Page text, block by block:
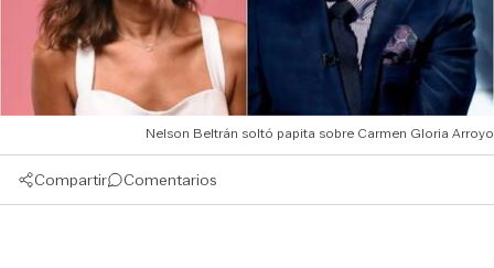
Nelson Beltrán soltó papita sobre Carmen Gloria Arroyo
Compartir Comentarios